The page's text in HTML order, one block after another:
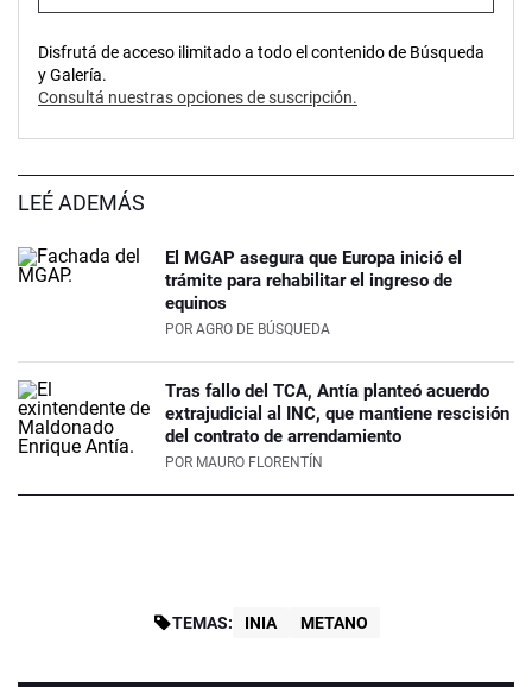
Disfrutá de acceso ilimitado a todo el contenido de Búsqueda
y Galería.
Consultá nuestras opciones de suscripción.
LEÉ ADEMÁS
El MGAP asegura que Europa inició el
trámite para rehabilitar el ingreso de
equinos
POR AGRO DE BÚSQUEDA
Tras fallo del TCA, Antía planteó acuerdo
extrajudicial al INC, que mantiene rescisión
del contrato de arrendamiento
POR MAURO FLORENTÍN
TEMAS: INIA METANO